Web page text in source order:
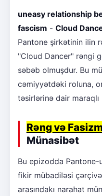
uneasy relationship
fascism - Cloud
Pantone şirkətinin ilin
"Cloud Dancer" rəngi
səbəb olmuşdur. Bu
cəmiyyətdəki roluna,
təsirlərinə dair
Rəng və
Münasibət
Bu epizodda
fikir mübadiləsi
arasındakı narahat